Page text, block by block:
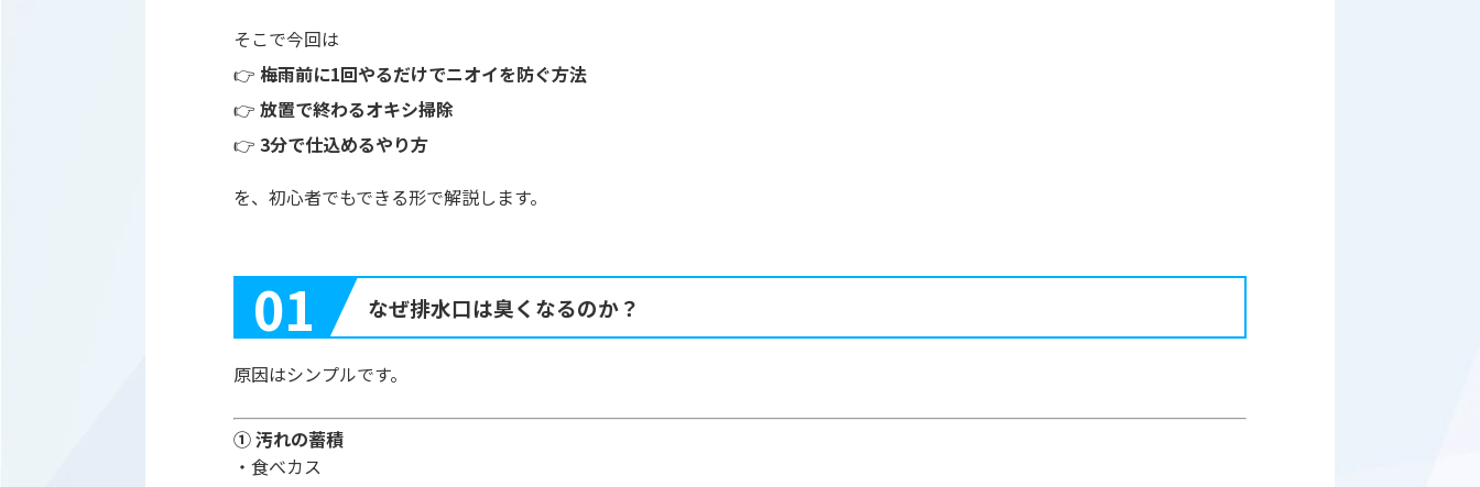
そこで今回は
👉 梅雨前に1回やるだけでニオイを防ぐ方法
👉 放置で終わるオキシ掃除
👉 3分で仕込めるやり方
を、初心者でもできる形で解説します。
01 なぜ排水口は臭くなるのか？
原因はシンプルです。
① 汚れの蓄積
・食べカス